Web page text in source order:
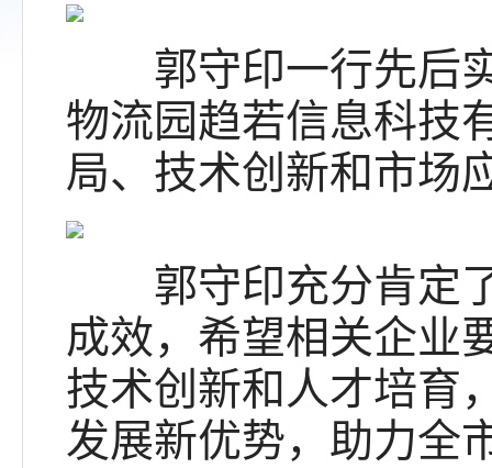
郭守印一行先后实
物流园趋若信息科技
局、技术创新和市场
郭守印充分肯定了
成效，希望相关企业
技术创新和人才培育
发展新优势，助力全